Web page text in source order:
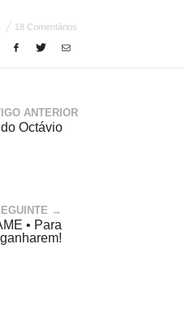
18 Comentários
ANTERIOR
Octávio
→
• Para